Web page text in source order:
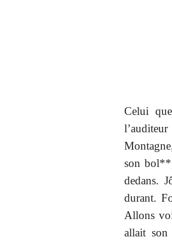
Celui
son
dedans.
durant.
Allons
allait